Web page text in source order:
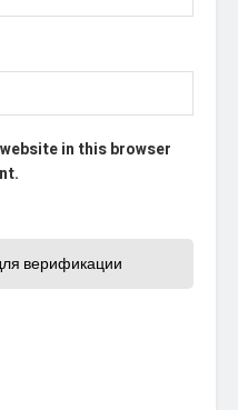
in this browser
верификации